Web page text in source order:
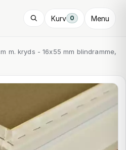
Kurv 0 Menu
m. kryds - 16x55 mm blindramme,